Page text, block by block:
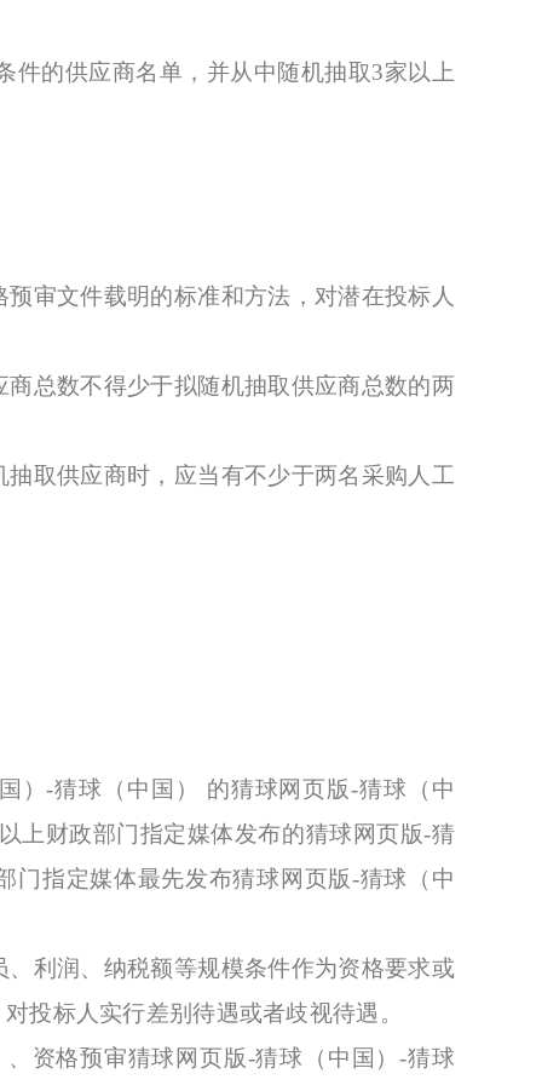
的供应商名单，并从中随机抽取3家以上
审文件载明的标准和方法，对潜在投标人
总数不得少于拟随机抽取供应商总数的两
取供应商时，应当有不少于两名采购人工
-猜球（中国） 的猜球网页版-猜球（中
上财政部门指定媒体发布的猜球网页版-猜
门指定媒体最先发布猜球网页版-猜球（中
利润、纳税额等规模条件作为资格要求或
投标人实行差别待遇或者歧视待遇。
资格预审猜球网页版-猜球（中国）-猜球